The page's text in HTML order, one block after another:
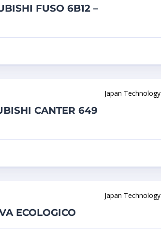
FUSO 6B12 –
CANTER 649
Japan Technology
ECOLOGICO
Japan Technology